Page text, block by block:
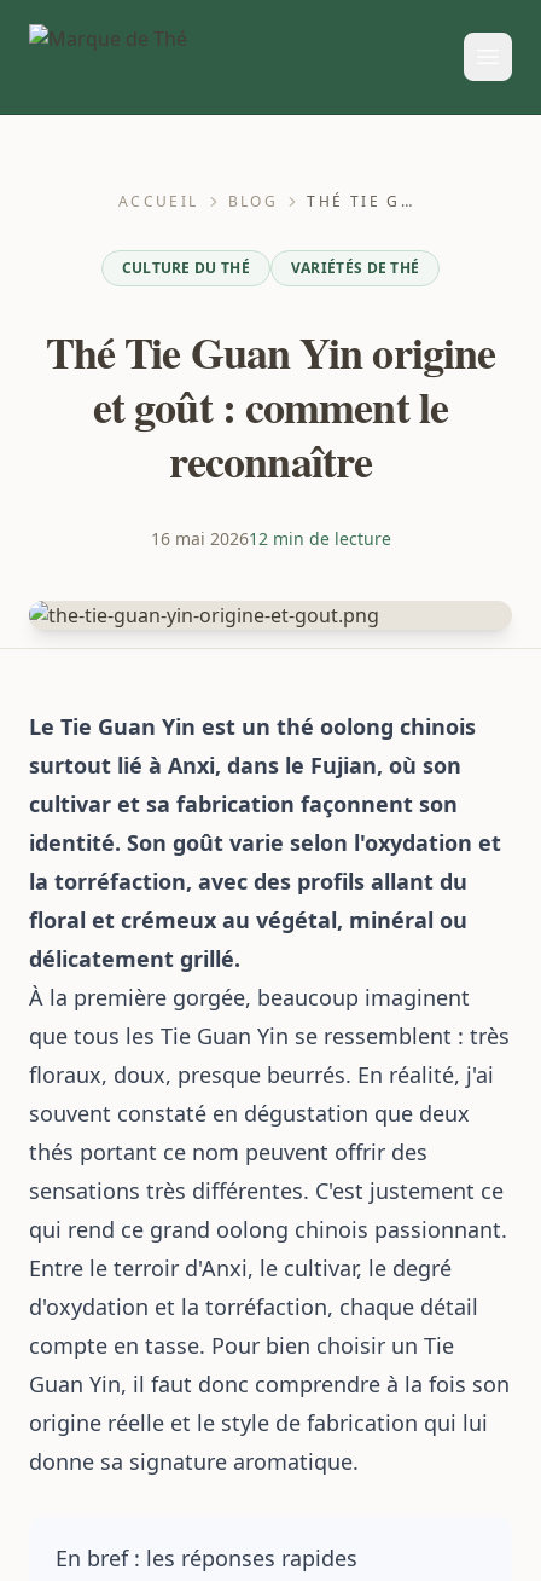
ACCUEIL BLOG THÉ TIE GUAN YIN ORIGINE ET GOÛT : COMMENT LE RECONNAÎTRE
CULTURE DU THÉ VARIÉTÉS DE THÉ
Thé Tie Guan Yin origine
et goût : comment le
reconnaître
16 mai 202612 min de lecture
Le Tie Guan Yin est un thé oolong chinois
surtout lié à Anxi, dans le Fujian, où son
cultivar et sa fabrication façonnent son
identité. Son goût varie selon l'oxydation et
la torréfaction, avec des profils allant du
floral et crémeux au végétal, minéral ou
délicatement grillé.
À la première gorgée, beaucoup imaginent
que tous les Tie Guan Yin se ressemblent : très
floraux, doux, presque beurrés. En réalité, j'ai
souvent constaté en dégustation que deux
thés portant ce nom peuvent offrir des
sensations très différentes. C'est justement ce
qui rend ce grand oolong chinois passionnant.
Entre le terroir d'Anxi, le cultivar, le degré
d'oxydation et la torréfaction, chaque détail
compte en tasse. Pour bien choisir un Tie
Guan Yin, il faut donc comprendre à la fois son
origine réelle et le style de fabrication qui lui
donne sa signature aromatique.
En bref : les réponses rapides